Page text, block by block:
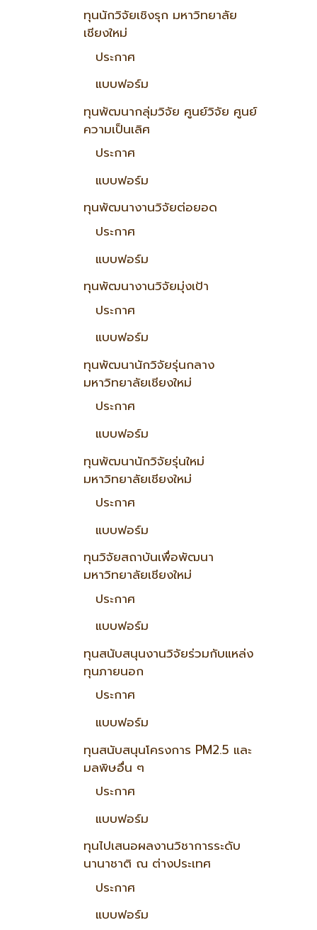
ทุนนักวิจัยเชิงรุก มหาวิทยาลัย
เชียงใหม่
ประกาศ
แบบฟอร์ม
ทุนพัฒนากลุ่มวิจัย ศูนย์วิจัย ศูนย์
ความเป็นเลิศ
ประกาศ
แบบฟอร์ม
ทุนพัฒนางานวิจัยต่อยอด
ประกาศ
แบบฟอร์ม
ทุนพัฒนางานวิจัยมุ่งเป้า
ประกาศ
แบบฟอร์ม
ทุนพัฒนานักวิจัยรุ่นกลาง
มหาวิทยาลัยเชียงใหม่
ประกาศ
แบบฟอร์ม
ทุนพัฒนานักวิจัยรุ่นใหม่
มหาวิทยาลัยเชียงใหม่
ประกาศ
แบบฟอร์ม
ทุนวิจัยสถาบันเพื่อพัฒนา
มหาวิทยาลัยเชียงใหม่
ประกาศ
แบบฟอร์ม
ทุนสนับสนุนงานวิจัยร่วมกับแหล่ง
ทุนภายนอก
ประกาศ
แบบฟอร์ม
ทุนสนับสนุนโครงการ PM2.5 และ
มลพิษอื่น ๆ
ประกาศ
แบบฟอร์ม
ทุนไปเสนอผลงานวิชาการระดับ
นานาชาติ ณ ต่างประเทศ
ประกาศ
แบบฟอร์ม